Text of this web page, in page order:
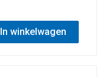
In winkelwagen